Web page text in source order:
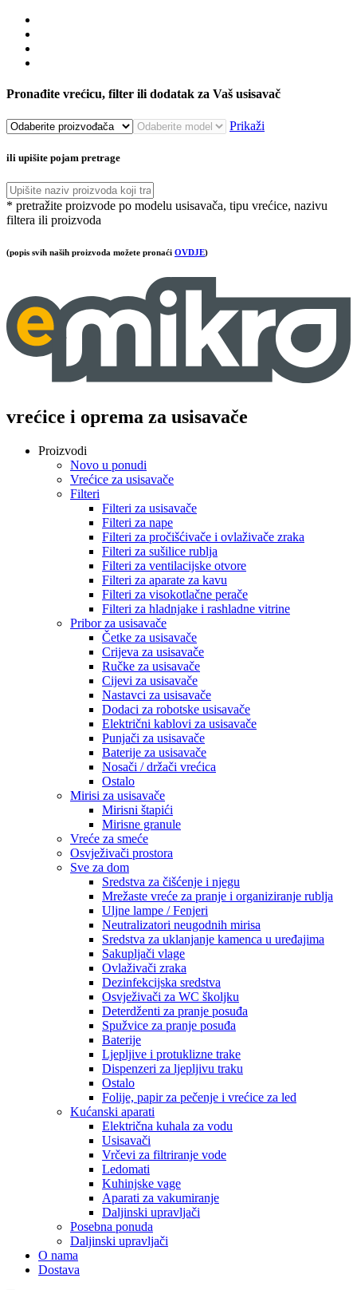
Pronađite vrećicu, filter ili dodatak za Vaš usisavač
Prikaži
ili upišite pojam pretrage
* pretražite proizvode po modelu usisavača, tipu vrećice, nazivu
filtera ili proizvoda
(popis svih naših proizvoda možete pronaći OVDJE)
vrećice i oprema za usisavače
Proizvodi
Novo u ponudi
Vrećice za usisavače
Filteri
Filteri za usisavače
Filteri za nape
Filteri za pročišćivače i ovlaživače zraka
Filteri za sušilice rublja
Filteri za ventilacijske otvore
Filteri za aparate za kavu
Filteri za visokotlačne perače
Filteri za hladnjake i rashladne vitrine
Pribor za usisavače
Četke za usisavače
Crijeva za usisavače
Ručke za usisavače
Cijevi za usisavače
Nastavci za usisavače
Dodaci za robotske usisavače
Električni kablovi za usisavače
Punjači za usisavače
Baterije za usisavače
Nosači / držači vrećica
Ostalo
Mirisi za usisavače
Mirisni štapići
Mirisne granule
Vreće za smeće
Osvježivači prostora
Sve za dom
Sredstva za čišćenje i njegu
Mrežaste vreće za pranje i organiziranje rublja
Uljne lampe / Fenjeri
Neutralizatori neugodnih mirisa
Sredstva za uklanjanje kamenca u uređajima
Sakupljači vlage
Ovlaživači zraka
Dezinfekcijska sredstva
Osvježivači za WC školjku
Deterdženti za pranje posuđa
Spužvice za pranje posuđa
Baterije
Ljepljive i protuklizne trake
Dispenzeri za ljepljivu traku
Ostalo
Folije, papir za pečenje i vrećice za led
Kućanski aparati
Električna kuhala za vodu
Usisavači
Vrčevi za filtriranje vode
Ledomati
Kuhinjske vage
Aparati za vakumiranje
Daljinski upravljači
Posebna ponuda
Daljinski upravljači
O nama
Dostava